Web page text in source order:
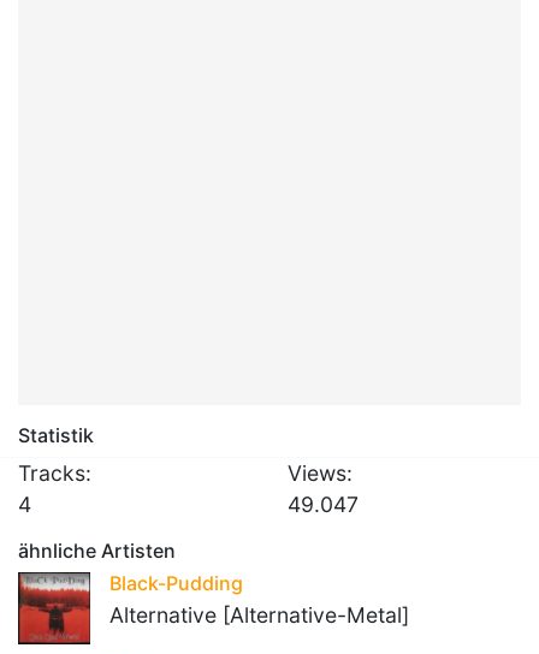
Statistik
Tracks:
4
Views:
49.047
ähnliche Artisten
Black-Pudding
Alternative [Alternative-Metal]